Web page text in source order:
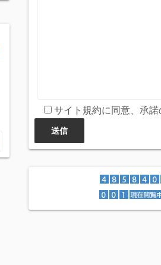
サイト規約に同意、承諾